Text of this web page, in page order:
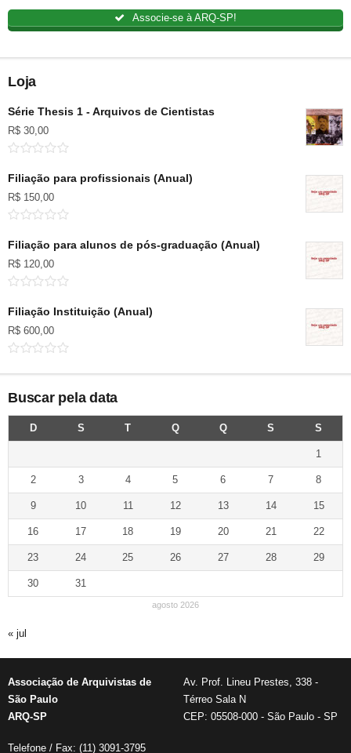
Associe-se à ARQ-SP!
Loja
Série Thesis 1 - Arquivos de Cientistas
R$ 30,00
Filiação para profissionais (Anual)
R$ 150,00
Filiação para alunos de pós-graduação (Anual)
R$ 120,00
Filiação Instituição (Anual)
R$ 600,00
Buscar pela data
agosto 2026
D S T Q Q S S
1
2 3 4 5 6 7 8
9 10 11 12 13 14 15
16 17 18 19 20 21 22
23 24 25 26 27 28 29
30 31
« jul
Associação de Arquivistas de
São Paulo
ARQ-SP
Av. Prof. Lineu Prestes, 338 -
Térreo Sala N
CEP: 05508-000 - São Paulo - SP
Telefone / Fax: (11) 3091-3795